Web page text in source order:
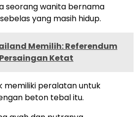
seorang wanita bernama
yang masih hidup.
Memilih: Referendum
Ketat
memiliki peralatan untuk
beton tebal itu.